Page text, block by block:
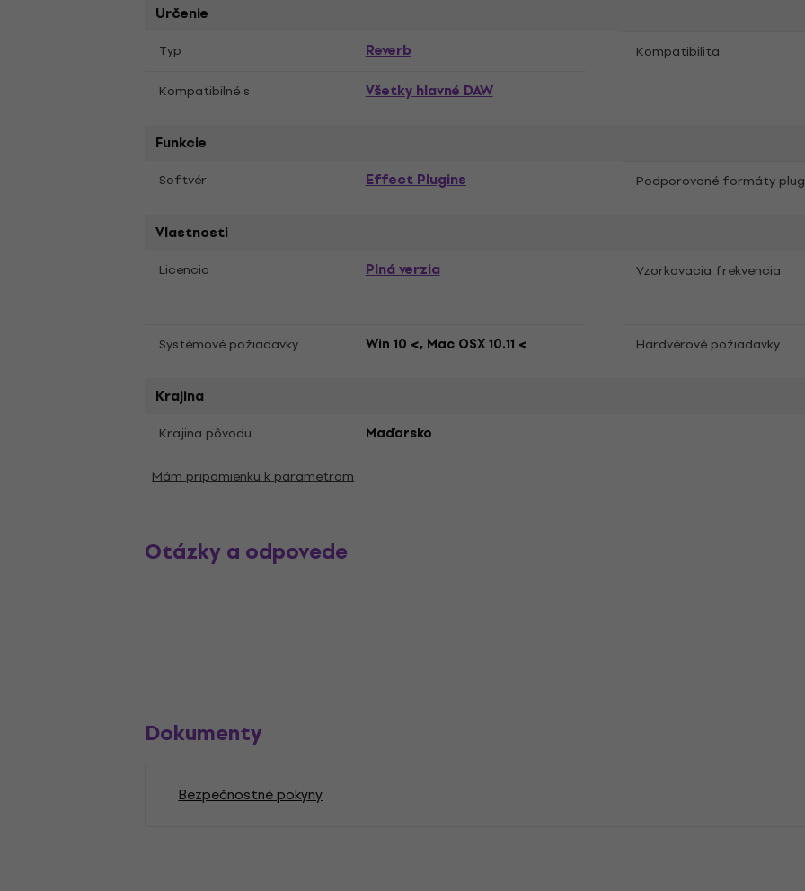
Určenie
Typ Reverb Kompatibilita
Kompatibilné s Všetky hlavné DAW
Funkcie
Softvér Effect Plugins Podporované formáty
Vlastnosti
Licencia Plná verzia Vzorkovacia frekvencia
Systémové požiadavky Win 10 <, Mac OSX 10.11 < Hardvérové požiadavky
Krajina
Krajina pôvodu Maďarsko
Mám pripomienku k parametrom
Otázky a odpovede
Dokumenty
Bezpečnostné pokyny